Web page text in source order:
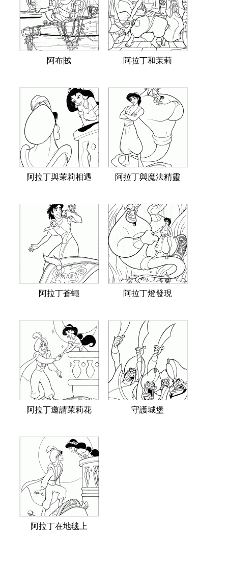
阿布賊 阿拉丁和茉莉
阿拉丁與茉莉相遇 阿拉丁與魔法精靈
阿拉丁蒼蠅 阿拉丁燈發現
阿拉丁邀請茉莉花 守護城堡
阿拉丁在地毯上